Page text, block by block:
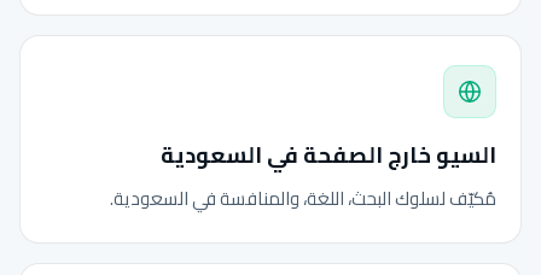
السيو خارج الصفحة في السعودية
مُكيّف لسلوك البحث، اللغة، والمنافسة في السعودية.